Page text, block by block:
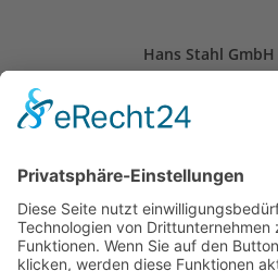
Hans Stahl GmbH
59494 Soest,
24-Stunden-Notdienst: +49
info(at)stahl-
Folgen Sie